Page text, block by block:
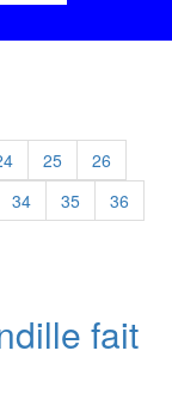
25
26
34 35
36
fait